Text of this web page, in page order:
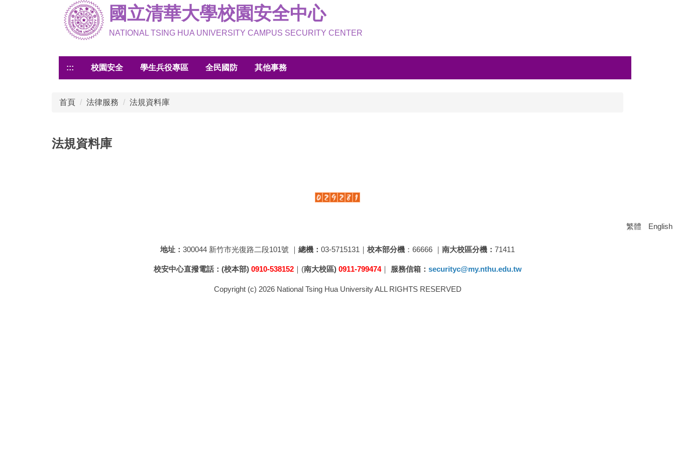
國立清華大學校園安全中心
NATIONAL TSING HUA UNIVERSITY CAMPUS SECURITY CENTER
::: 校園安全 學生兵役專區 全民國防 其他事務
首頁 法律服務 法規資料庫
法規資料庫
繁體 English
地址： 300044 新竹市光復路二段101號 ｜ 總機： 03-5715131｜ 校本部分機 ：66666 ｜ 南大校區分機： 71411
校安中心直撥電話： (校本部) 0910-538152｜(南大校區) 0911-799474｜ 服務信箱： securityc@my.nthu.edu.tw
Copyright (c) 2026 National Tsing Hua University ALL RIGHTS RESERVED